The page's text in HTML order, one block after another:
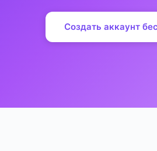
Создать аккаунт